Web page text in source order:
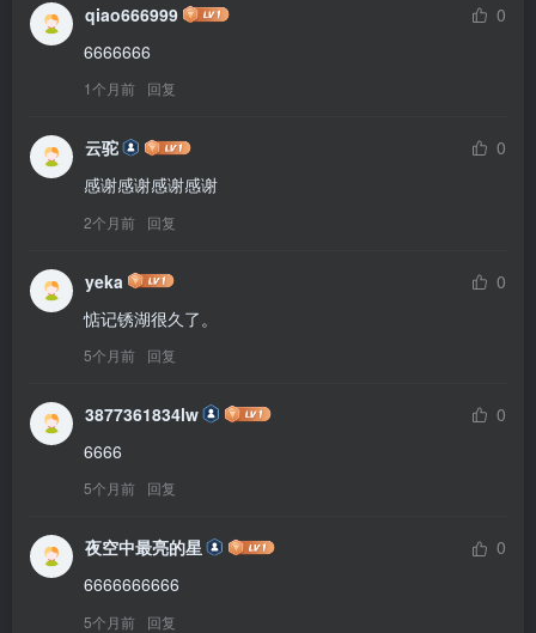
qiao666999
0
6666666
1个月前 回复
云驼
0
感谢感谢感谢感谢
2个月前 回复
yeka
0
惦记锈湖很久了。
5个月前 回复
3877361834lw
0
6666
5个月前 回复
夜空中最亮的星
0
6666666666
5个月前 回复